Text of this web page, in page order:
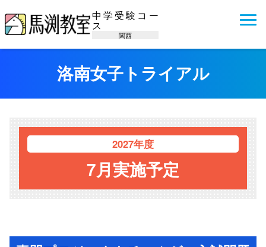
中学受験コー
ス
関西
洛南女子トライアル
2027年度
7月実施予定